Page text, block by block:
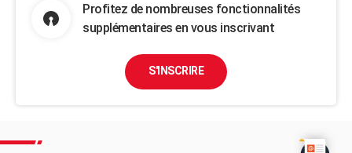
Profitez de nombreuses fonctionnalités
supplémentaires en vous inscrivant
S'INSCRIRE